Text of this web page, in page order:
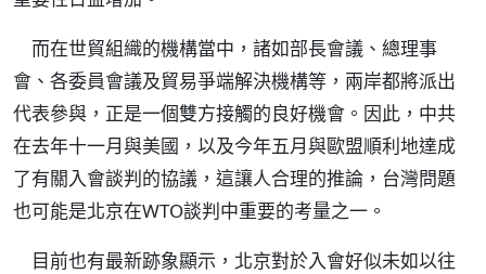
而在世貿組織的機構當中，諸如部長會議、總理事
會、各委員會議及貿易爭端解決機構等，兩岸都將派出
代表參與，正是一個雙方接觸的良好機會。因此，中共
在去年十一月與美國，以及今年五月與歐盟順利地達成
了有關入會談判的協議，這讓人合理的推論，台灣問題
也可能是北京在WTO談判中重要的考量之一。
目前也有最新跡象顯示，北京對於入會好似未如以往